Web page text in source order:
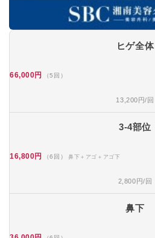
ヒゲ全体
66,000円 （5回）
13,200円/回
3-4部位
16,800円 （6回） 鼻下＋アゴ＋アゴ下
2,800円/回
鼻下